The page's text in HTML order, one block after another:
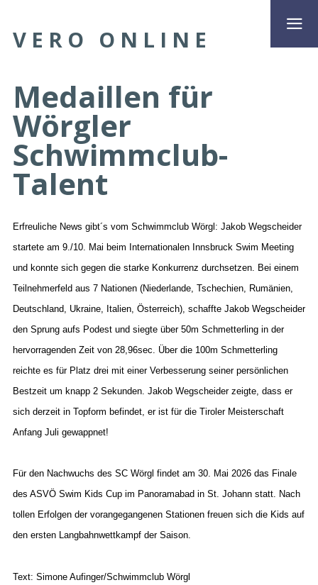
VERO ONLINE
Medaillen für
Wörgler
Schwimmclub-
Talent
Erfreuliche News gibt´s vom Schwimmclub Wörgl: Jakob Wegscheider
startete am 9./10. Mai beim Internationalen Innsbruck Swim Meeting
und konnte sich gegen die starke Konkurrenz durchsetzen. Bei einem
Teilnehmerfeld aus 7 Nationen (Niederlande, Tschechien, Rumänien,
Deutschland, Ukraine, Italien, Österreich), schaffte Jakob Wegscheider
den Sprung aufs Podest und siegte über 50m Schmetterling in der
hervorragenden Zeit von 28,96sec. Über die 100m Schmetterling
reichte es für Platz drei mit einer Verbesserung seiner persönlichen
Bestzeit um knapp 2 Sekunden. Jakob Wegscheider zeigte, dass er
sich derzeit in Topform befindet, er ist für die Tiroler Meisterschaft
Anfang Juli gewappnet!
Für den Nachwuchs des SC Wörgl findet am 30. Mai 2026 das Finale
des ASVÖ Swim Kids Cup im Panoramabad in St. Johann statt. Nach
tollen Erfolgen der vorangegangenen Stationen freuen sich die Kids auf
den ersten Langbahnwettkampf der Saison.
Text: Simone Aufinger/Schwimmclub Wörgl